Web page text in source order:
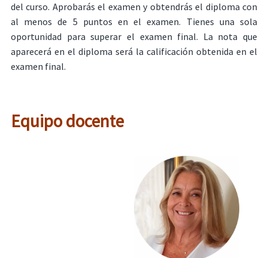
del curso. Aprobarás el examen y obtendrás el diploma con
al menos de 5 puntos en el examen. Tienes una sola
oportunidad para superar el examen final. La nota que
aparecerá en el diploma será la calificación obtenida en el
examen final.
Equipo docente